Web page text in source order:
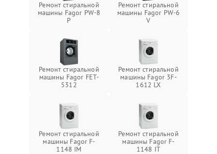
Ремонт стиральной
машины Fagor PW-8
P
Ремонт стиральной
машины Fagor PW-6
V
Ремонт стиральной
машины Fagor FET-
5312
Ремонт стиральной
машины Fagor 3F-
1612 LX
Ремонт стиральной
машины Fagor F-
1148 IM
Ремонт стиральной
машины Fagor F-
1148 IT